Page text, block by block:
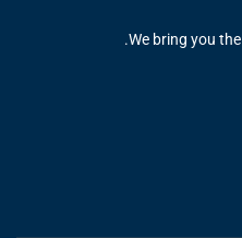
We bring you